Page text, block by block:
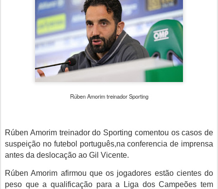
Rúben Amorim treinador Sporting
Rúben Amorim treinador do Sporting comentou os casos de
suspeição no futebol português,na conferencia de imprensa
antes da deslocação ao Gil Vicente.
Rúben Amorim afirmou que os jogadores estão cientes do
peso que a qualificação para a Liga dos Campeões tem